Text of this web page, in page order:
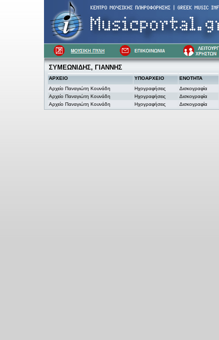
ΣΥΜΕΩΝΙΔΗΣ, ΓΙΑΝΝΗΣ
ΑΡΧΕΙΟ ΥΠΟΑΡΧΕΙΟ
ΕΝΟΤΗΤΑ
Αρχείο Παναγιώτη Κουνάδη
Ηχογραφήσεις
Δισκογραφία
Αρχείο Παναγιώτη Κουνάδη
Ηχογραφήσεις
Δισκογραφία
Αρχείο Παναγιώτη Κουνάδη
Ηχογραφήσεις Δισκογραφία